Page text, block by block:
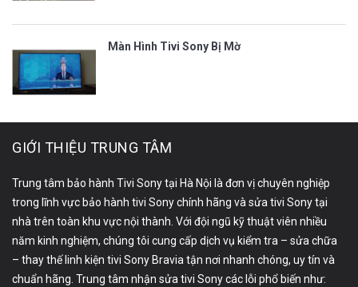
Màn Hình Tivi Sony Bị Mờ
GIỚI THIỆU TRUNG TÂM
Trung tâm bảo hành Tivi Sony tại Hà Nội là đơn vị chuyên nghiệp
trong lĩnh vực bảo hành tivi Sony chính hãng và sửa tivi Sony tại
nhà trên toàn khu vực nội thành. Với đội ngũ kỹ thuật viên nhiều
năm kinh nghiệm, chúng tôi cung cấp dịch vụ kiểm tra – sửa chữa
– thay thế linh kiện tivi Sony Bravia tận nơi nhanh chóng, uy tín và
chuẩn hãng. Trung tâm nhận sửa tivi Sony các lỗi phổ biến như: